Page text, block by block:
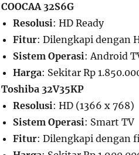
COOCAA 32S6G
Resolusi: HD Ready
Fitur: Dilengkapi dengan
Sistem Operasi: Android
Harga: Sekitar Rp
Toshiba 32V35KP
Resolusi: HD (1366 x 768)
Sistem Operasi: Smart TV
Fitur: Dilengkapi dengan